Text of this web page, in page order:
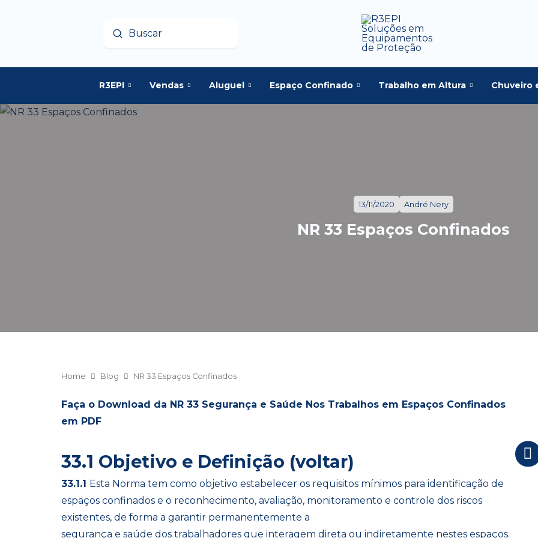
Buscar
Enviar
R3EPI Vendas Aluguel Espaço Confinado Trabalho em Altura Chuveiro
13/11/2020 André Nery
NR 33 Espaços Confinados
Home Blog NR 33 Espaços Confinados
Faça o Download da NR 33 Segurança e Saúde Nos Trabalhos em Espaços Confinados
em PDF
33.1 Objetivo e Definição (voltar)
33.1.1 Esta Norma tem como objetivo estabelecer os requisitos mínimos para identificação de
espaços confinados e o reconhecimento, avaliação, monitoramento e controle dos riscos
existentes, de forma a garantir permanentemente a
segurança e saúde dos trabalhadores que interagem direta ou indiretamente nestes espaços.